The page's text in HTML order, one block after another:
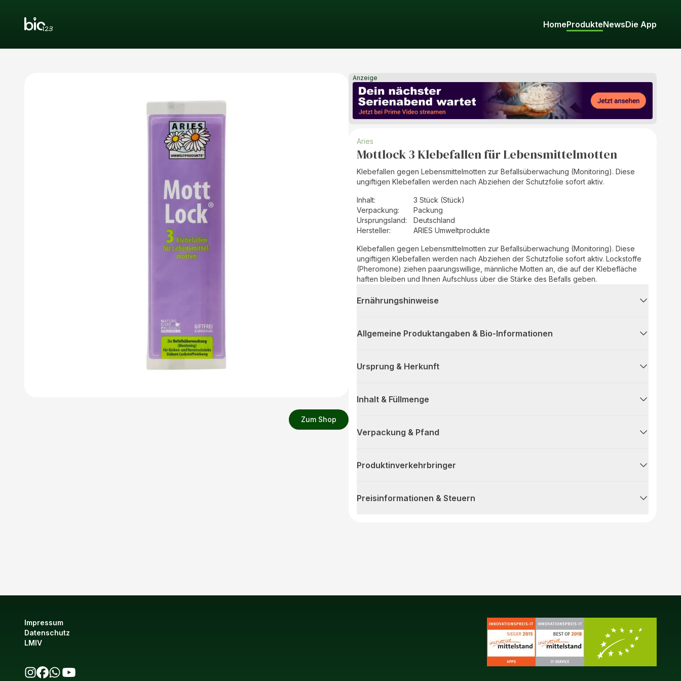
HomeProdukteNewsDie App
Zum Shop
Anzeige
Aries
Mottlock 3 Klebefallen für Lebensmittelmotten
Klebefallen gegen Lebensmittelmotten zur Befallsüberwachung (Monitoring). Diese
ungiftigen Klebefallen werden nach Abziehen der Schutzfolie sofort aktiv.
Inhalt:
3 Stück (Stück)
Verpackung:
Packung
Ursprungsland:
Deutschland
Hersteller: ARIES Umweltprodukte
Klebefallen gegen Lebensmittelmotten zur Befallsüberwachung (Monitoring). Diese
ungiftigen Klebefallen werden nach Abziehen der Schutzfolie sofort aktiv. Lockstoffe
(Pheromone) ziehen paarungswillige, männliche Motten an, die auf der Klebefläche
haften bleiben und Ihnen Aufschluss über die Stärke des Befalls geben.
Ernährungshinweise
Allgemeine Produktangaben & Bio-Informationen
Ursprung & Herkunft
Inhalt & Füllmenge
Verpackung & Pfand
Produktinverkehrbringer
Preisinformationen & Steuern
Impressum
Datenschutz
LMIV